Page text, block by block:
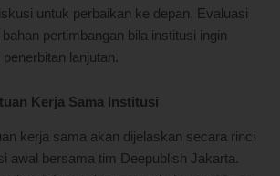
untuk perbaikan ke depan. Evaluasi
pertimbangan bila institusi ingin
lanjutan.
Kerja Sama Institusi
kerja sama akan dijelaskan secara rinci
awal bersama tim Deepublish Jakarta.